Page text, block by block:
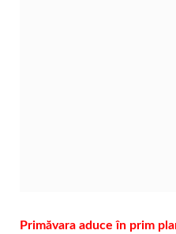
Primăvara aduce în prim